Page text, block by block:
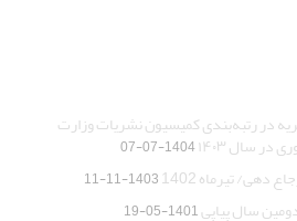
در رتبه‌بندی کمیسیون نشریات وزارت
در سال ۱۴۰۳ 1404-07-07
دهی/ تیرماه 1402 1403-11-11
سال پیاپی1401-05-19